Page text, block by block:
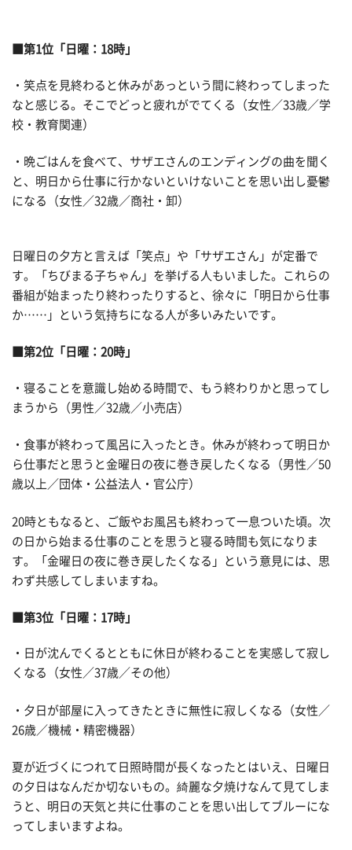
■第1位「日曜：18時」
・笑点を見終わると休みがあっという間に終わってしまった
なと感じる。そこでどっと疲れがでてくる（女性／33歳／学
校・教育関連）
・晩ごはんを食べて、サザエさんのエンディングの曲を聞く
と、明日から仕事に行かないといけないことを思い出し憂鬱
になる（女性／32歳／商社・卸）
日曜日の夕方と言えば「笑点」や「サザエさん」が定番で
す。「ちびまる子ちゃん」を挙げる人もいました。これらの
番組が始まったり終わったりすると、徐々に「明日から仕事
か……」という気持ちになる人が多いみたいです。
■第2位「日曜：20時」
・寝ることを意識し始める時間で、もう終わりかと思ってし
まうから（男性／32歳／小売店）
・食事が終わって風呂に入ったとき。休みが終わって明日か
ら仕事だと思うと金曜日の夜に巻き戻したくなる（男性／50
歳以上／団体・公益法人・官公庁）
20時ともなると、ご飯やお風呂も終わって一息ついた頃。次
の日から始まる仕事のことを思うと寝る時間も気になりま
す。「金曜日の夜に巻き戻したくなる」という意見には、思
わず共感してしまいますね。
■第3位「日曜：17時」
・日が沈んでくるとともに休日が終わることを実感して寂し
くなる（女性／37歳／その他）
・夕日が部屋に入ってきたときに無性に寂しくなる（女性／
26歳／機械・精密機器）
夏が近づくにつれて日照時間が長くなったとはいえ、日曜日
の夕日はなんだか切ないもの。綺麗な夕焼けなんて見てしま
うと、明日の天気と共に仕事のことを思い出してブルーにな
ってしまいますよね。